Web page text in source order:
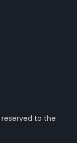
reserved to the